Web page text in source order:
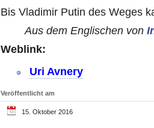
Bis Vladimir Putin des Weges
Aus dem Englischen von
Weblink:
Uri Avnery
Veröffentlicht am
15. Oktober 2016